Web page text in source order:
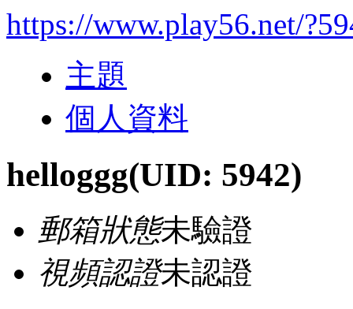
https://www.play56.net/
主題
個人資料
helloggg(UID: 5942)
郵箱狀態未驗證
視頻認證未認證